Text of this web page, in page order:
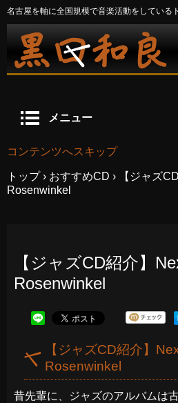
名古屋を軸に全国規模で音楽活動をしている
メニュー
コンテンツへスキップ
トップ › おすすめCD ›
【ジャズ
Rosenwinkel
【ジャズCD紹介】
Rosenwinkel
【ジャズCD紹介】
Rosenwinkel
昔先輩に、ジャズのアルバムは